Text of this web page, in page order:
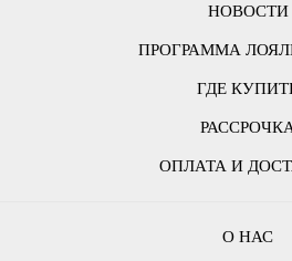
НОВОСТИ
ПРОГРАММА
ГДЕ
ОПЛАТА И
О НАС